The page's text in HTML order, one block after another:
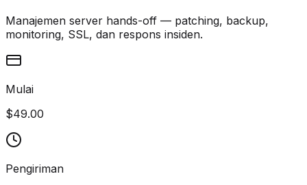
Manajemen server hands-off — patching, backup,
monitoring, SSL, dan respons insiden.
Mulai
$49.00
Pengiriman